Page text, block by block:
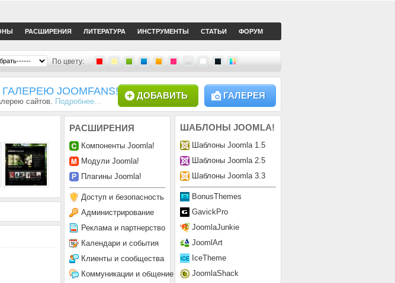
РАСШИРЕНИЯ ЛИТЕРАТУРА ИНСТРУМЕНТЫ СТАТЬИ ФОРУМ
По цвету:
JOOMFANS!
сайтов. Подробнее...
ГАЛЕРЕЯ
ДОБАВИТЬ
ШАБЛОНЫ JOOMLA!
Шаблоны Joomla 1.5
Шаблоны Joomla 2.5
Шаблоны Joomla 3.3
BonusThemes
GavickPro
JoomlaJunkie
JoomlArt
IceTheme
JoomlaShack
РАСШИРЕНИЯ
Компоненты Joomla!
Модули Joomla!
Плагины Joomla!
Доступ и безопасность
Администрирование
Реклама и партнерство
Календари и события
Клиенты и сообщества
Коммуникации и общение